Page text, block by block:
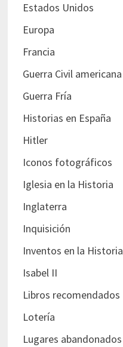
Estados Unidos
Europa
Francia
Guerra Civil americana
Guerra Fría
Historias en España
Hitler
Iconos fotográficos
Iglesia en la Historia
Inglaterra
Inquisición
Inventos en la Historia
Isabel II
Libros recomendados
Lotería
Lugares abandonados